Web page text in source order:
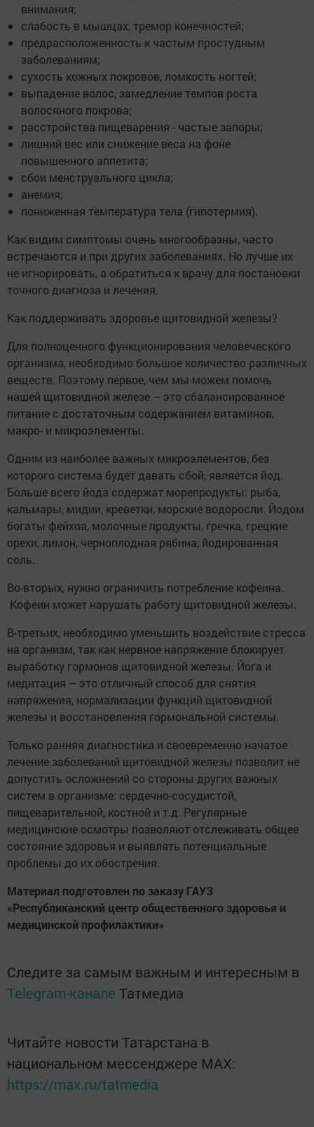
внимания;
слабость в мышцах, тремор конечностей;
предрасположенность к частым простудным
заболеваниям;
сухость кожных покровов, ломкость ногтей;
выпадение волос, замедление темпов роста
волосяного покрова;
расстройства пищеварения - частые запоры;
лишний вес или снижение веса на фоне
повышенного аппетита;
сбои менструального цикла;
анемия;
пониженная температура тела (гипотермия).
Как видим симптомы очень многообразны, часто
встречаются и при других заболеваниях. Но лучше их
не игнорировать, а обратиться к врачу для постановки
точного диагноза и лечения.
Как поддерживать здоровье щитовидной железы?
Для полноценного функционирования человеческого
организма, необходимо большое количество различных
веществ. Поэтому первое, чем мы можем помочь
нашей щитовидной железе – это сбалансированное
питание с достаточным содержанием витаминов,
макро- и микроэлементы.
Одним из наиболее важных микроэлементов, без
которого система будет давать сбой, является йод.
Больше всего йода содержат морепродукты: рыба,
кальмары, мидии, креветки, морские водоросли. Йодом
богаты фейхоа, молочные продукты, гречка, грецкие
орехи, лимон, черноплодная рябина, йодированная
соль.
Во-вторых, нужно ограничить потребление кофеина.
Кофеин может нарушать работу щитовидной железы.
В-третьих, необходимо уменьшить воздействие стресса
на организм, так как нервное напряжение блокирует
выработку гормонов щитовидной железы. Йога и
медитация – это отличный способ для снятия
напряжения, нормализации функций щитовидной
железы и восстановления гормональной системы.
Только ранняя диагностика и своевременно начатое
лечение заболеваний щитовидной железы позволит не
допустить осложнений со стороны других важных
систем в организме: сердечно-сосудистой,
пищеварительной, костной и т.д. Регулярные
медицинские осмотры позволяют отслеживать общее
состояние здоровья и выявлять потенциальные
проблемы до их обострения.
Материал подготовлен по заказу ГАУЗ
«Республиканский центр общественного здоровья и
медицинской профилактики»
Следите за самым важным и интересным в
Telegram-канале Татмедиа
Читайте новости Татарстана в
национальном мессенджере MАХ:
https://max.ru/tatmedia